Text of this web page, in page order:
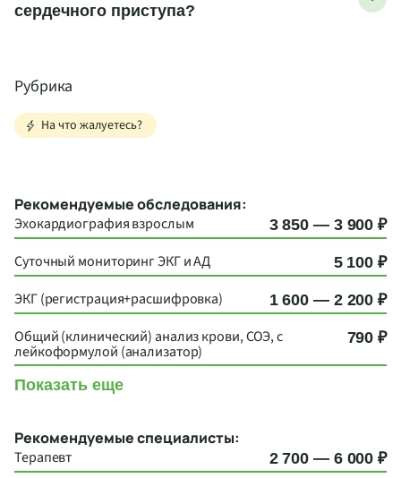
сердечного приступа?
Рубрика
На что жалуетесь?
Рекомендуемые обследования:
Эхокардиография взрослым
3 850 — 3 900 ₽
Суточный мониторинг ЭКГ и АД 5 100 ₽
ЭКГ (регистрация+расшифровка) 1 600 — 2 200 ₽
Общий (клинический) анализ крови, СОЭ, с
лейкоформулой (анализатор)
790 ₽
Показать еще
Рекомендуемые специалисты:
Терапевт
2 700 — 6 000 ₽